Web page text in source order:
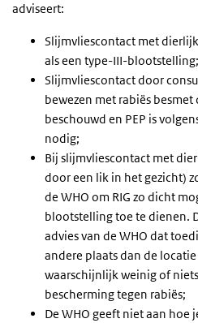
adviseert:
Slijmvliescontact met
als een type-III-blootstelling;
Slijmvliescontact door
bewezen met rabiës
beschouwd en PEP is
nodig;
Bij slijmvliescontact met
door een lik in het gezicht)
de WHO om RIG zo dicht
blootstelling toe te dienen.
advies van de WHO dat
andere plaats dan de
waarschijnlijk weinig of
bescherming tegen rabiës;
De WHO geeft niet aan hoe